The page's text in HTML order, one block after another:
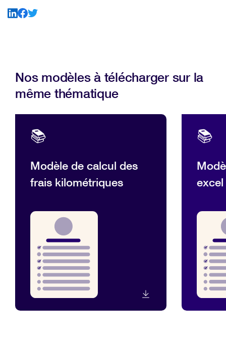
Nos modèles à télécharger sur la
même thématique
📚
Modèle de calcul des
frais kilométriques
📚
excel